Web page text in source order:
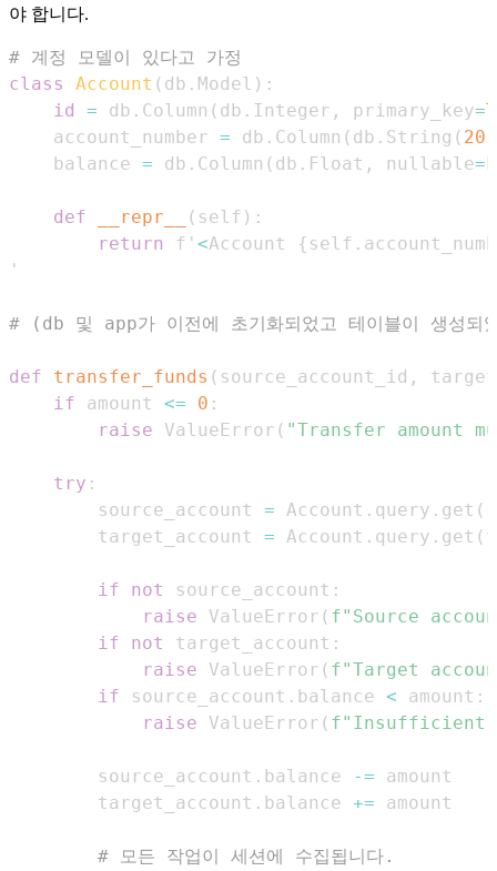
야 합니다.
# 계정 모델이 있다고 가정
class
Account ( db . Model ) :
id
= db . Column ( db . Integer , primary_key=
    account_number
= db . Column ( db . String ( 20
    balance
= db . Column ( db . Float , nullable=
def __repr__ ( self ) :
return
f' <Account { self .
# (db 및 app가 이전에 초기화되었고 테이블이 생성되
def transfer_funds ( source_account_id ,
if amount <= 0 :
raise ValueError ( "Transfer amount
try :
        source_account
= Account . query . get (
        target_account
= Account . query . get (
if not source_account :
raise ValueError ( f"Source
if
not target_account :
raise ValueError ( f"Target
if source_account . balance < amount :
raise ValueError ( f"Insufficient
        source_account
. balance -=
        target_account
. balance +=
# 모든 작업이 세션에 수집됩니다.